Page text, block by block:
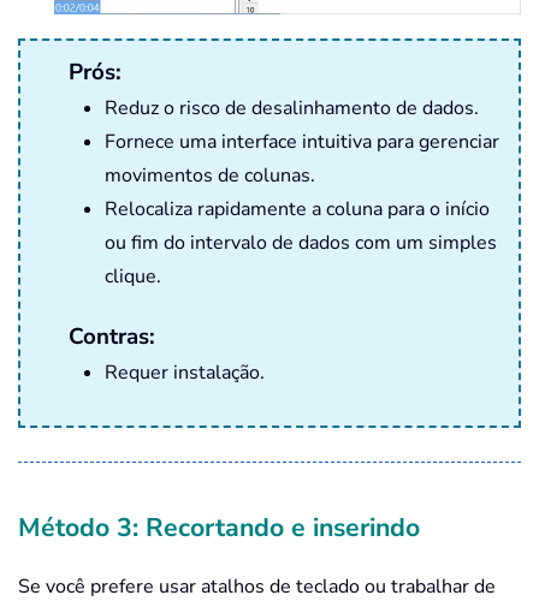
Prós:
Reduz o risco de desalinhamento de dados.
Fornece uma interface intuitiva para gerenciar
movimentos de colunas.
Relocaliza rapidamente a coluna para o início
ou fim do intervalo de dados com um simples
clique.
Contras:
Requer instalação.
Método 3: Recortando e inserindo
Se você prefere usar atalhos de teclado ou trabalhar de